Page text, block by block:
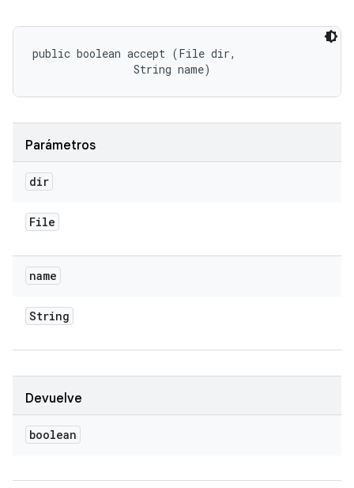
public boolean accept (File dir,
                String name)
Parámetros
dir
File
name
String
Devuelve
boolean